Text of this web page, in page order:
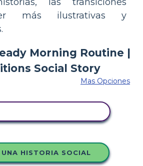
más ilustrativas y
Mas Opciones
UNA HISTORIA SOCIAL